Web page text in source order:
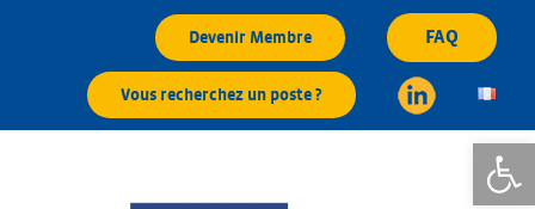
Ouvrir
Devenir Membre FAQ
Vous recherchez un poste ?